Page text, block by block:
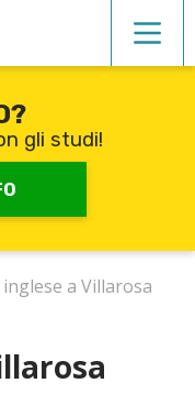
gli studi!
a Villarosa